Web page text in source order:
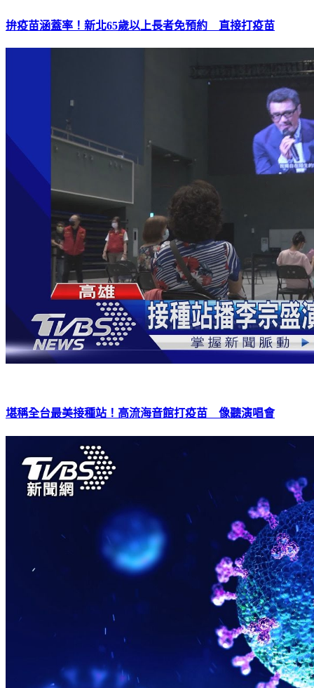
拚疫苗涵蓋率！新北65歲以上長者免預約 直接打疫苗
堪稱全台最美接種站！高流海音館打疫苗 像聽演唱會